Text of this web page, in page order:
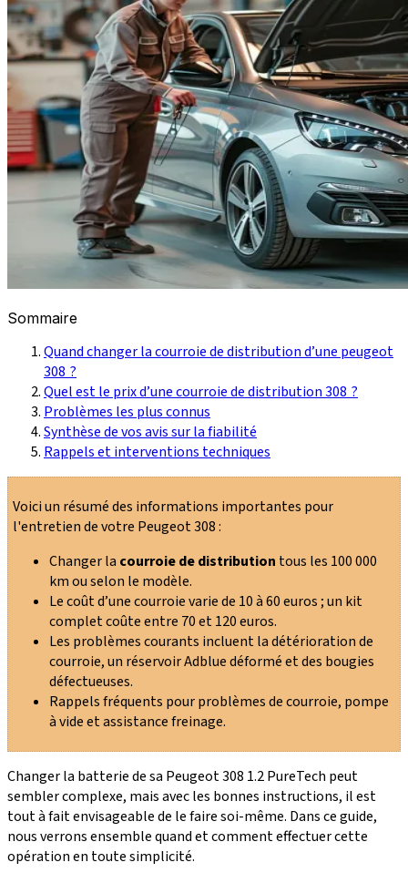
Sommaire
Quand changer la courroie de distribution d’une peugeot
308 ?
Quel est le prix d’une courroie de distribution 308 ?
Problèmes les plus connus
Synthèse de vos avis sur la fiabilité
Rappels et interventions techniques
Voici un résumé des informations importantes pour
l'entretien de votre Peugeot 308 :
Changer la courroie de distribution tous les 100 000
km ou selon le modèle.
Le coût d’une courroie varie de 10 à 60 euros ; un kit
complet coûte entre 70 et 120 euros.
Les problèmes courants incluent la détérioration de
courroie, un réservoir Adblue déformé et des bougies
défectueuses.
Rappels fréquents pour problèmes de courroie, pompe
à vide et assistance freinage.
Changer la batterie de sa Peugeot 308 1.2 PureTech peut
sembler complexe, mais avec les bonnes instructions, il est
tout à fait envisageable de le faire soi-même. Dans ce guide,
nous verrons ensemble quand et comment effectuer cette
opération en toute simplicité.